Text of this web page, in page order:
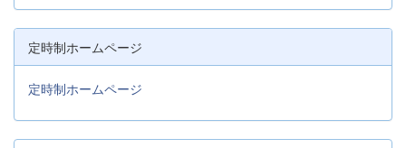
定時制ホームページ
定時制ホームページ